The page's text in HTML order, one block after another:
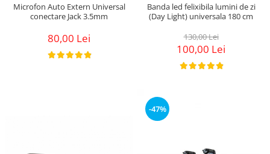
Microfon Auto Extern Universal
conectare Jack 3.5mm
80,00 Lei
Banda led felixibila lumini de zi
(Day Light) universala 180 cm
130,00 Lei
100,00 Lei
-47%